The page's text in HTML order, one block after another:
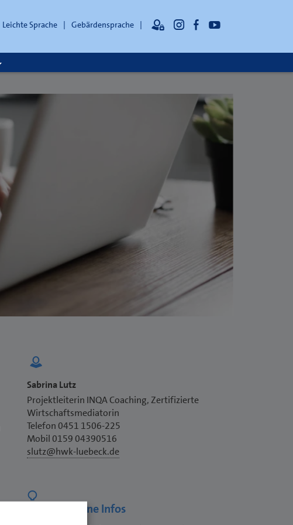
Leichte Sprache
Gebärdensprache
Sabrina Lutz
Projektleiterin INQA Coaching, Zertifizierte
Wirtschaftsmediatorin
Telefon 0451 1506-225
Mobil 0159 04390516
slutz@hwk-luebeck.de
Allgemeine Infos